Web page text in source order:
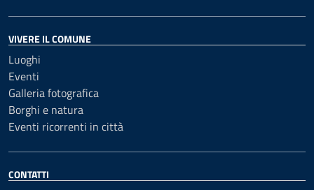
VIVERE IL COMUNE
Luoghi
Eventi
Galleria fotografica
Borghi e natura
Eventi ricorrenti in città
CONTATTI